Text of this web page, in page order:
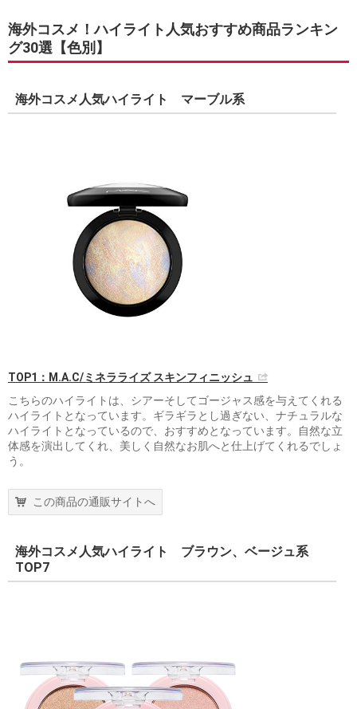
海外コスメ！ハイライト人気おすすめ商品ランキン
グ30選【色別】
海外コスメ人気ハイライト マーブル系
TOP1：M.A.C/ミネラライズ スキンフィニッシュ
こちらのハイライトは、シアーそしてゴージャス感を与えてくれる
ハイライトとなっています。ギラギラとし過ぎない、ナチュラルな
ハイライトとなっているので、おすすめとなっています。自然な立
体感を演出してくれ、美しく自然なお肌へと仕上げてくれるでしょ
う。
この商品の通販サイトへ
海外コスメ人気ハイライト ブラウン、ベージュ系
TOP7